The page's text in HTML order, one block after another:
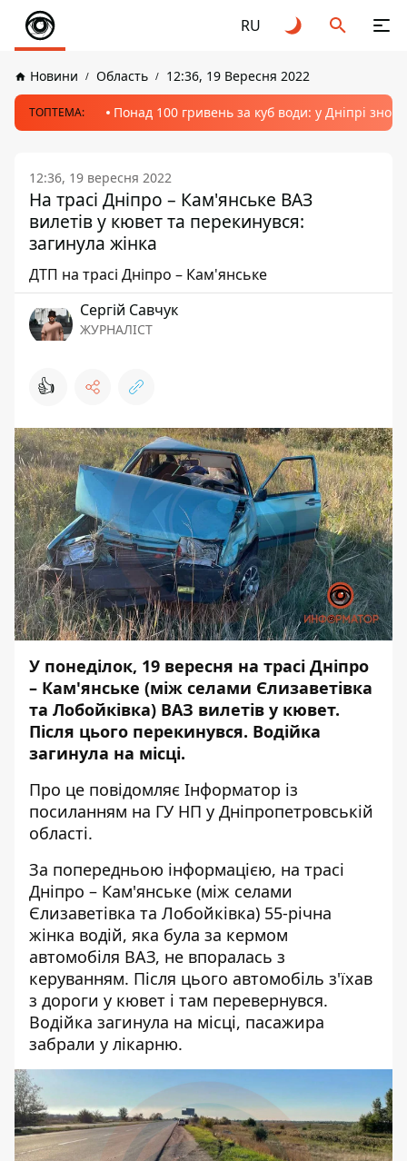
RU
Новини Область 12:36, 19 Вересня 2022
ТОПТЕМА: Понад 100 гривень за куб води: у Дніпрі
12:36, 19 вересня 2022
На трасі Дніпро – Кам'янське ВАЗ
вилетів у кювет та перекинувся:
загинула жінка
ДТП на трасі Дніпро – Кам'янське
Сергій Савчук
ЖУРНАЛІСТ
👍
У понеділок, 19 вересня на трасі Дніпро
– Кам'янське (між селами Єлизаветівка
та Лобойківка) ВАЗ вилетів у кювет.
Після цього перекинувся. Водійка
загинула на місці.
Про це повідомляє Інформатор із
посиланням на ГУ НП у Дніпропетровській
області.
За попередньою інформацією, на трасі
Дніпро – Кам'янське (між селами
Єлизаветівка та Лобойківка) 55-річна
жінка водій, яка була за кермом
автомобіля ВАЗ, не впоралась з
керуванням. Після цього автомобіль з'їхав
з дороги у кювет і там перевернувся.
Водійка загинула на місці, пасажира
забрали у лікарню.